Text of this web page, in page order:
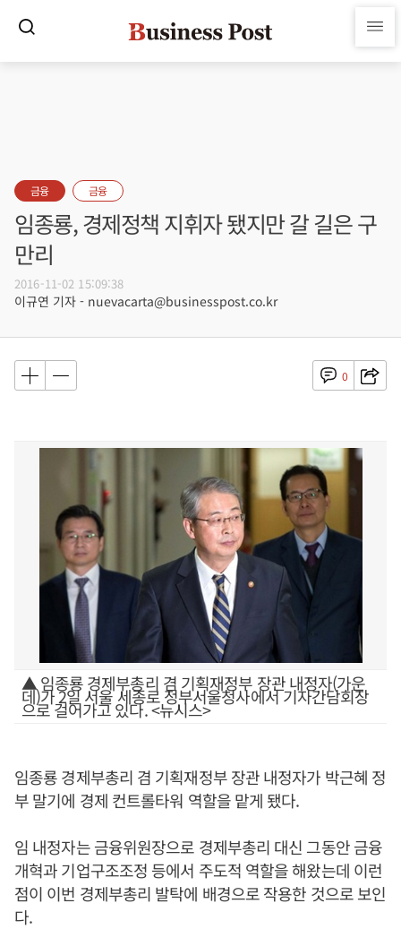
금융 금융
임종룡, 경제정책 지휘자 됐지만 갈 길은 구
만리
2016-11-02 15:09:38
이규연 기자 - nuevacarta@businesspost.co.kr
0
▲ 임종룡 경제부총리 겸 기획재정부 장관 내정자(가운
데)가 2일 서울 세종로 정부서울청사에서 기자간담회장
으로 걸어가고 있다. <뉴시스>
임종룡 경제부총리 겸 기획재정부 장관 내정자가 박근혜 정
부 말기에 경제 컨트롤타워 역할을 맡게 됐다.
임 내정자는 금융위원장으로 경제부총리 대신 그동안 금융
개혁과 기업구조조정 등에서 주도적 역할을 해왔는데 이런
점이 이번 경제부총리 발탁에 배경으로 작용한 것으로 보인
다.